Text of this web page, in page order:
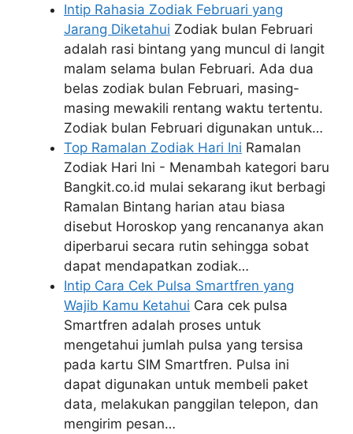
Intip Rahasia Zodiak Februari yang
Jarang Diketahui Zodiak bulan Februari
adalah rasi bintang yang muncul di langit
malam selama bulan Februari. Ada dua
belas zodiak bulan Februari, masing-
masing mewakili rentang waktu tertentu.
Zodiak bulan Februari digunakan untuk…
Top Ramalan Zodiak Hari Ini Ramalan
Zodiak Hari Ini - Menambah kategori baru
Bangkit.co.id mulai sekarang ikut berbagi
Ramalan Bintang harian atau biasa
disebut Horoskop yang rencananya akan
diperbarui secara rutin sehingga sobat
dapat mendapatkan zodiak…
Intip Cara Cek Pulsa Smartfren yang
Wajib Kamu Ketahui Cara cek pulsa
Smartfren adalah proses untuk
mengetahui jumlah pulsa yang tersisa
pada kartu SIM Smartfren. Pulsa ini
dapat digunakan untuk membeli paket
data, melakukan panggilan telepon, dan
mengirim pesan…